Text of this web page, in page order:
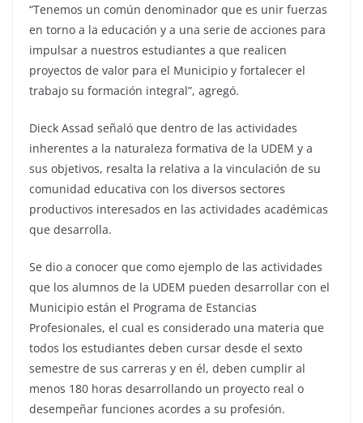
“Tenemos un común denominador que es unir fuerzas
en torno a la educación y a una serie de acciones para
impulsar a nuestros estudiantes a que realicen
proyectos de valor para el Municipio y fortalecer el
trabajo su formación integral”, agregó.
Dieck Assad señaló que dentro de las actividades
inherentes a la naturaleza formativa de la UDEM y a
sus objetivos, resalta la relativa a la vinculación de su
comunidad educativa con los diversos sectores
productivos interesados en las actividades académicas
que desarrolla.
Se dio a conocer que como ejemplo de las actividades
que los alumnos de la UDEM pueden desarrollar con el
Municipio están el Programa de Estancias
Profesionales, el cual es considerado una materia que
todos los estudiantes deben cursar desde el sexto
semestre de sus carreras y en él, deben cumplir al
menos 180 horas desarrollando un proyecto real o
desempeñar funciones acordes a su profesión.